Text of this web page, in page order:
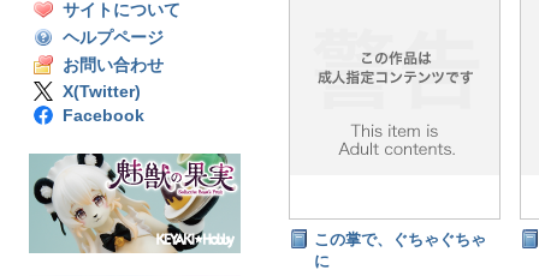
サイトについて
ヘルプページ
お問い合わせ
X(Twitter)
Facebook
この掌で、ぐちゃぐちゃ
に